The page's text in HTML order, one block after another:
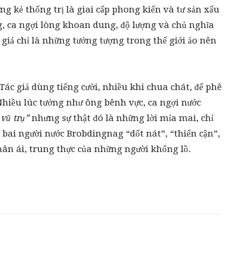
kẻ thống trị là giai cấp phong kiến và tư sản xấu
ca ngợi lòng khoan dung, độ lượng và chủ nghĩa
chỉ là những tưởng tượng trong thế giới ảo nên
giả dùng tiếng cười, nhiều khi chua chát, để phê
lúc tưởng như ông bênh vực, ca ngợi nước
trụ”nhưng sự thật đó là những lời mỉa mai, chỉ
người nước Brobdingnag “dốt nát”, “thiển cận”,
ái, trung thực của những người khổng lồ.